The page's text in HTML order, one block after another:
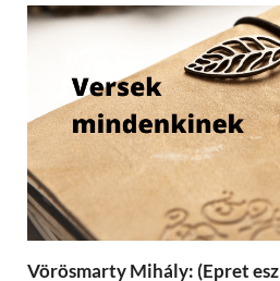
Vörösmarty Mihály: (Epret